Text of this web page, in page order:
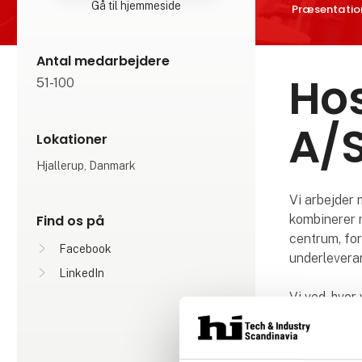
Gå til hjemmeside
Antal medarbejdere
51-100
Lokationer
Hjallerup, Danmark
Find os på
Facebook
LinkedIn
A/
Vi arbejder
kombinerer
centrum,
Vi ved,
bedste
svejsning,